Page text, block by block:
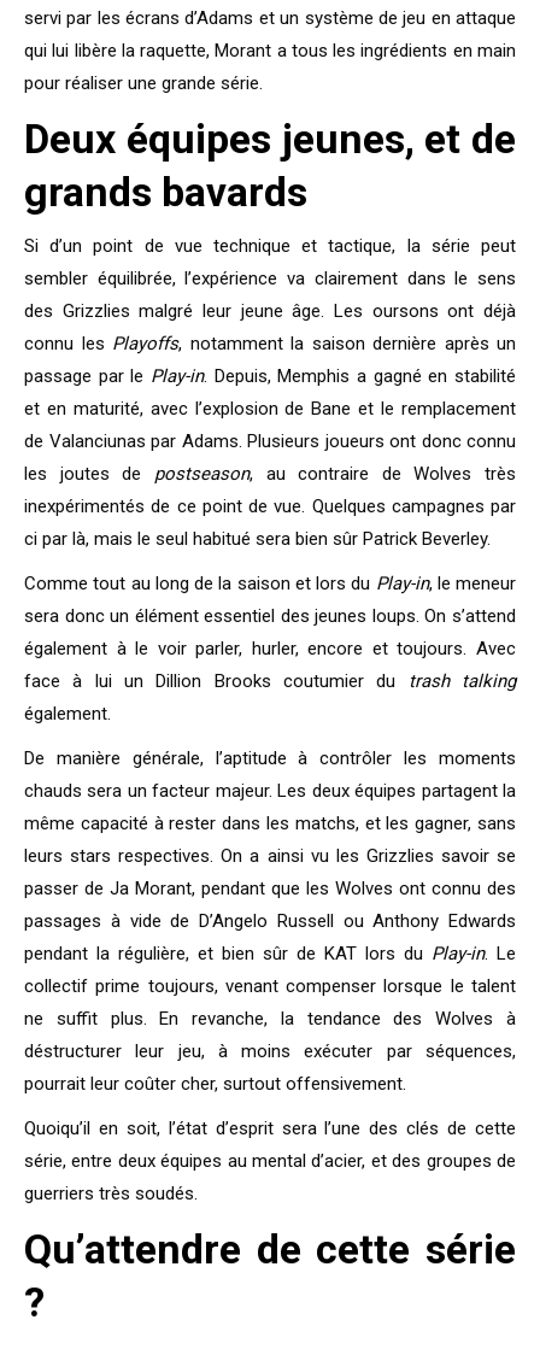
servi par les écrans d’Adams et un système de jeu en attaque
qui lui libère la raquette, Morant a tous les ingrédients en main
pour réaliser une grande série.
Deux équipes jeunes, et de
grands bavards
Si d’un point de vue technique et tactique, la série peut
sembler équilibrée, l’expérience va clairement dans le sens
des Grizzlies malgré leur jeune âge. Les oursons ont déjà
connu les Playoffs, notamment la saison dernière après un
passage par le Play-in. Depuis, Memphis a gagné en stabilité
et en maturité, avec l’explosion de Bane et le remplacement
de Valanciunas par Adams. Plusieurs joueurs ont donc connu
les joutes de postseason, au contraire de Wolves très
inexpérimentés de ce point de vue. Quelques campagnes par
ci par là, mais le seul habitué sera bien sûr Patrick Beverley.
Comme tout au long de la saison et lors du Play-in, le meneur
sera donc un élément essentiel des jeunes loups. On s’attend
également à le voir parler, hurler, encore et toujours. Avec
face à lui un Dillion Brooks coutumier du
trash
talking
également.
De manière générale, l’aptitude à contrôler les moments
chauds sera un facteur majeur. Les deux équipes partagent la
même capacité à rester dans les matchs, et les gagner, sans
leurs stars respectives. On a ainsi vu les Grizzlies savoir se
passer de Ja Morant, pendant que les Wolves ont connu des
passages à vide de D’Angelo Russell ou Anthony Edwards
pendant la régulière, et bien sûr de KAT lors du Play-in. Le
collectif prime toujours, venant compenser lorsque le talent
ne suffit plus. En revanche, la tendance des Wolves à
déstructurer leur jeu, à moins exécuter par séquences,
pourrait leur coûter cher, surtout offensivement.
Quoiqu’il en soit, l’état d’esprit sera l’une des clés de cette
série, entre deux équipes au mental d’acier, et des groupes de
guerriers très soudés.
Qu’attendre de cette série
?